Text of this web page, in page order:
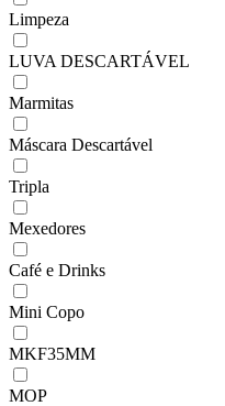
Limpeza
LUVA DESCARTÁVEL
Marmitas
Máscara Descartável
Tripla
Mexedores
Café e Drinks
Mini Copo
MKF35MM
MOP